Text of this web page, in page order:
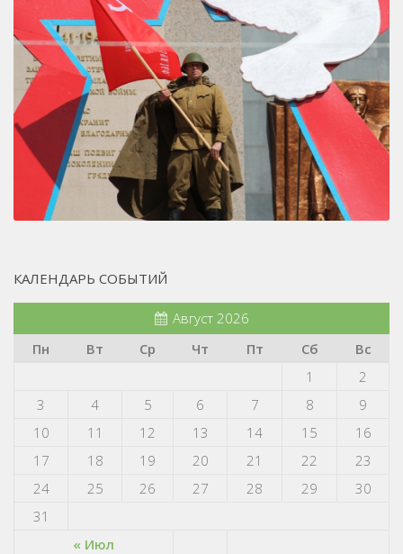
КАЛЕНДАРЬ СОБЫТИЙ
Август 2026
Пн
Вт Ср Чт Пт Сб Вс
« Июл
1
2
3
4 5 6 7 8
9
10
11 12 13 14 15
16
17
18 19 20 21 22
23
24
25 26 27 28 29
30
31